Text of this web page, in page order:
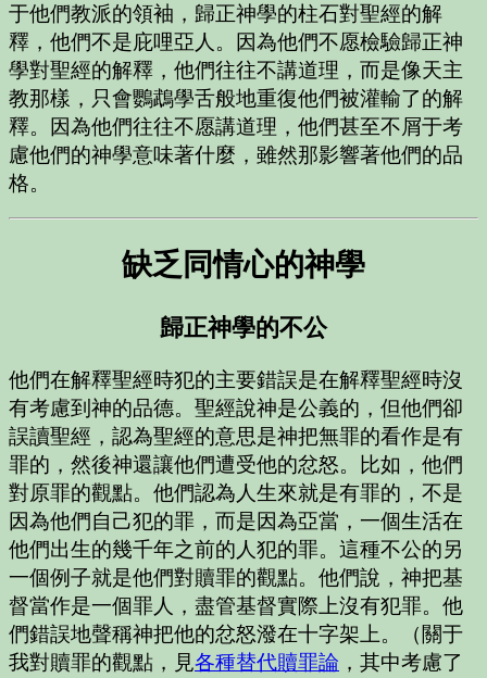
于他們教派的領袖，歸正神學的柱石對聖經的解
釋，他們不是庇哩亞人。因為他們不愿檢驗歸正神
學對聖經的解釋，他們往往不講道理，而是像天主
教那樣，只會鸚鵡學舌般地重復他們被灌輸了的解
釋。因為他們往往不愿講道理，他們甚至不屑于考
慮他們的神學意味著什麼，雖然那影響著他們的品
格。
缺乏同情心的神學
歸正神學的不公
他們在解釋聖經時犯的主要錯誤是在解釋聖經時沒
有考慮到神的品德。聖經說神是公義的，但他們卻
誤讀聖經，認為聖經的意思是神把無罪的看作是有
罪的，然後神還讓他們遭受他的忿怒。比如，他們
對原罪的觀點。他們認為人生來就是有罪的，不是
因為他們自己犯的罪，而是因為亞當，一個生活在
他們出生的幾千年之前的人犯的罪。這種不公的另
一個例子就是他們對贖罪的觀點。他們說，神把基
督當作是一個罪人，盡管基督實際上沒有犯罪。他
們錯誤地聲稱神把他的忿怒潑在十字架上。（關于
我對贖罪的觀點，見各種替代贖罪論 ，其中考慮了